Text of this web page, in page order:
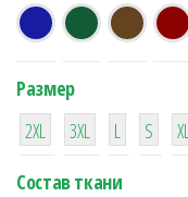
Размер
38
2XL
16
3XL
42
L
42
S XL
Состав ткани